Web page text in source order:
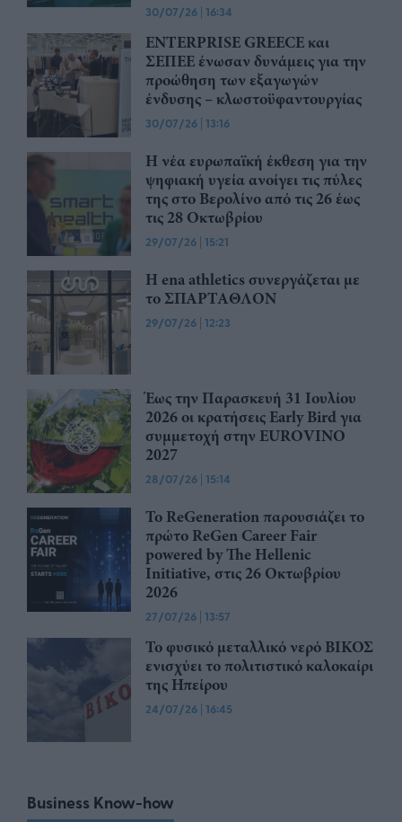
30/07/26 | 16:34
ENTERPRISE GREECE και
ΣΕΠΕΕ ένωσαν δυνάμεις για την
προώθηση των εξαγωγών
ένδυσης – κλωστοϋφαντουργίας
30/07/26 | 13:16
Η νέα ευρωπαϊκή έκθεση για την
ψηφιακή υγεία ανοίγει τις πύλες
της στο Βερολίνο από τις 26 έως
τις 28 Οκτωβρίου
29/07/26 | 15:21
Η ena athletics συνεργάζεται με
το ΣΠΑΡΤΑΘΛΟΝ
29/07/26 | 12:23
Έως την Παρασκευή 31 Ιουλίου
2026 οι κρατήσεις Early Bird για
συμμετοχή στην EUROVINO
2027
28/07/26 | 15:14
Το ReGeneration παρουσιάζει το
πρώτο ReGen Career Fair
powered by The Hellenic
Initiative, στις 26 Οκτωβρίου
2026
27/07/26 | 13:57
Το φυσικό μεταλλικό νερό ΒΙΚΟΣ
ενισχύει το πολιτιστικό καλοκαίρι
της Ηπείρου
24/07/26 | 16:45
Business Know-how